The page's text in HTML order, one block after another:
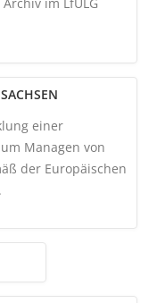
einer
Managen von
der Europäischen